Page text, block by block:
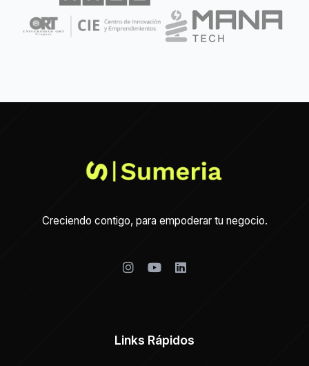
Creciendo contigo, para empoderar tu negocio.
Links Rápidos